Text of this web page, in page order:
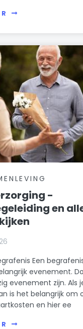
-
en
Een
evenement.
evenement zijn. Als
is het belangrijk om
en hier ee